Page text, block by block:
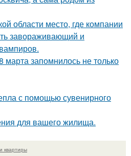
области место, где компании
завораживающий и
марта запомнилось не только
с помощью сувенирного
для вашего жилища.
квартиры